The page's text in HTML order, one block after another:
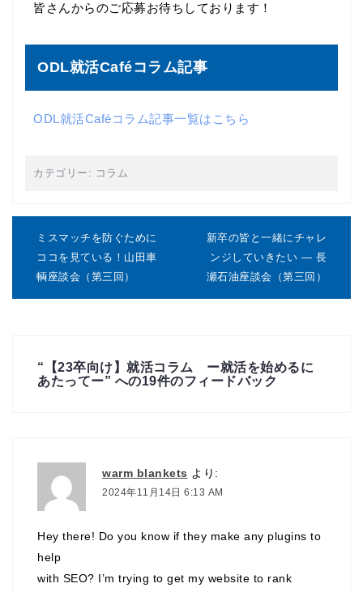
皆さんからのご応募お待ちしております！
ODL就活Caféコラム記事
ODL就活Caféコラム記事一覧はこちら
カテゴリー: コラム
ー
ミスマッチを防ぐために
ココを見ている！山田車
輌座談会（第三回）
新卒の皆と一緒にチャレ
ンジしていきたい ― 長
瀬石油座談会（第三回）
“ 【23卒向け】就活コラム ー就活を始めるに
あたってー” への19件のフィードバック
warm blankets より:
2024年11月14日 6:13 AM
Hey there! Do you know if they make any plugins to
help
with SEO? I’m trying to get my website to rank